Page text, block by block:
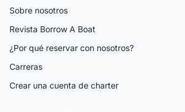
Sobre nosotros
Revista Borrow A Boat
¿Por qué reservar con nosotros?
Carreras
Crear una cuenta de charter